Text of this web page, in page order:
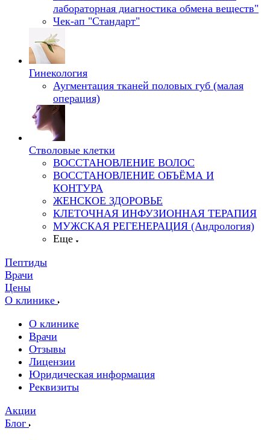
лабораторная диагностика обмена веществ"
Чек-ап "Стандарт"
Гинекология
Аугментация тканей половых губ (малая
операция)
Стволовые клетки
ВОССТАНОВЛЕНИЕ ВОЛОС
ВОССТАНОВЛЕНИЕ ОБЪЁМА И
КОНТУРА
ЖЕНСКОЕ ЗДОРОВЬЕ
КЛЕТОЧНАЯ ИНФУЗИОННАЯ ТЕРАПИЯ
МУЖСКАЯ РЕГЕНЕРАЦИЯ (Андрология)
Еще
Пептиды
Врачи
Цены
О клинике
О клинике
Врачи
Отзывы
Лицензии
Юридическая информация
Реквизиты
Акции
Блог